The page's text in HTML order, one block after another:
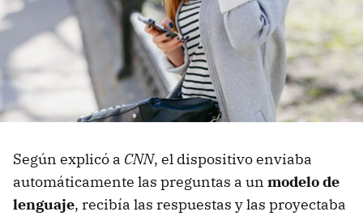
Según explicó a CNN, el dispositivo enviaba
automáticamente las preguntas a un modelo de
lenguaje, recibía las respuestas y las proyectaba